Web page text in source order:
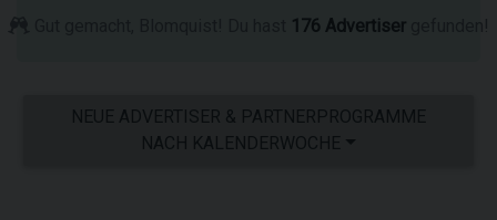
176 Advertiser
NEUE ADVERTISER & PARTNERPROGRAMME
NACH KALENDERWOCHE